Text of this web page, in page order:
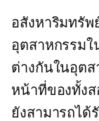
อสังหาริมทรัพ
อุตสาหกรรมใ
ต่างกันในอุต
หน้าที่ของทั้งส
ยังสามารถได้